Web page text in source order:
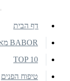
דף הבית
BABOR מארזים
TOP 10
טיפוח הפנים